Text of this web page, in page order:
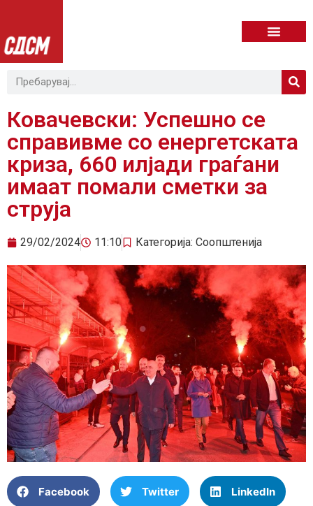
Ковачевски: Успешно се
справивме со енергетската
криза, 660 илјади граѓани
имаат помали сметки за
струја
29/02/2024 11:10 Категорија: Соопштенија
Facebook Twitter LinkedIn